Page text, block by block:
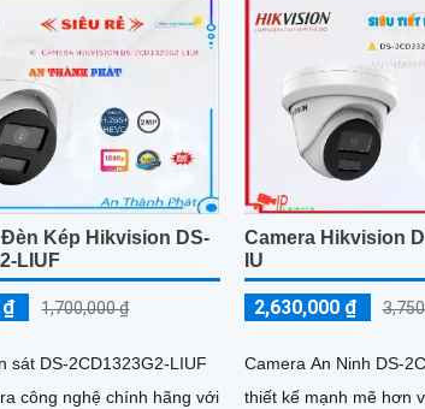
Đèn Kép Hikvision DS-
LIUF
₫ 1,700,000 ₫
sát DS-2CD1323G2-LIUF
công nghệ chính hãng với
Camera Hikvision
IU
2,630,000 ₫
Camera An Ninh DS-
thiết kế mạnh mẽ hơn